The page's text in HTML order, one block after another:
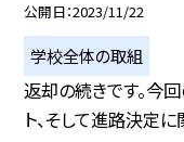
公開日 2023/11/22
学校全体の取組
返却の続きです。今
ト、そして進路決定